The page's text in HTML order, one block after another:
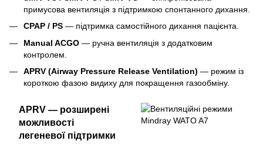
примусова вентиляція з підтримкою спонтанного дихання.
CPAP / PS — підтримка самостійного дихання пацієнта.
Manual ACGO — ручна вентиляція з додатковим
контролем.
APRV (Airway Pressure Release Ventilation) — режим із
короткою фазою видиху для покращення газообміну.
APRV — розширені
можливості
легеневої підтримки